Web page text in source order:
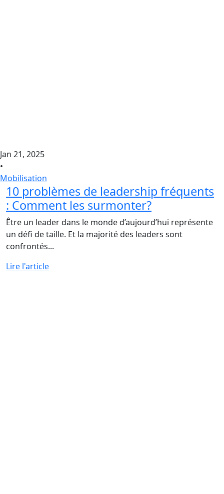
Jan 21, 2025
•
Mobilisation
10 problèmes de leadership fréquents
: Comment les surmonter?
Être un leader dans le monde d’aujourd’hui représente
un défi de taille. Et la majorité des leaders sont
confrontés...
Lire l'article